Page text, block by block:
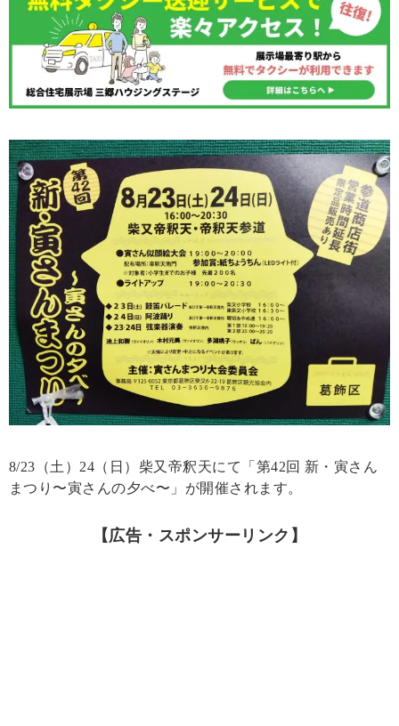
8/23（土）24（日）柴又帝釈天にて「第42回 新・寅さん
まつり〜寅さんの夕べ〜」が開催されます。
【広告・スポンサーリンク】